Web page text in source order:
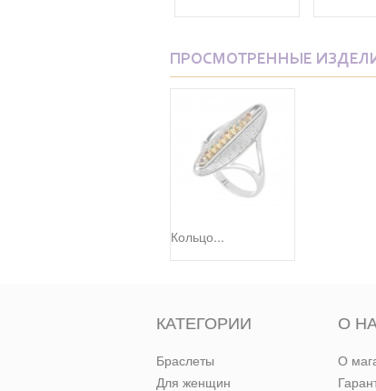
ПРОСМОТРЕННЫЕ
Кольцо...
КАТЕГОРИИ
Браслеты
Для женщин
О
О